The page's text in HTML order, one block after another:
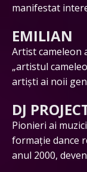
manifestat
EMILIAN
Artist cameleon
„artistul
artiști ai noii
DJ
Pionieri ai
formație dance
anul 2000,